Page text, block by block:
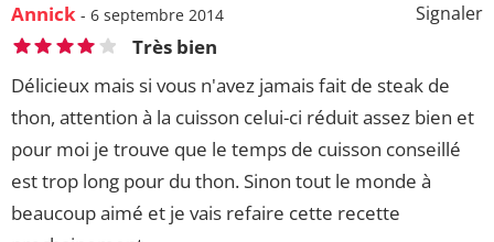
Signaler
Annick - 6 septembre 2014
Très bien
Délicieux mais si vous n'avez jamais fait de steak de
thon, attention à la cuisson celui-ci réduit assez bien et
pour moi je trouve que le temps de cuisson conseillé
est trop long pour du thon. Sinon tout le monde à
beaucoup aimé et je vais refaire cette recette